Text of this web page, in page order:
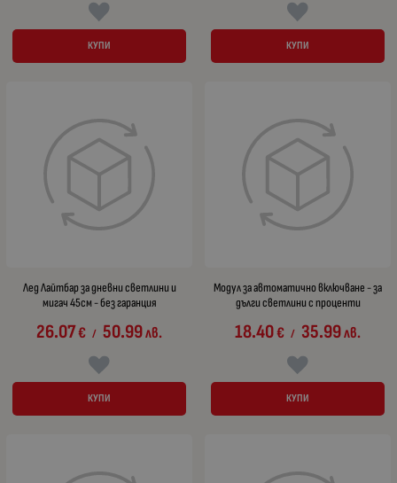
КУПИ КУПИ
Лед Лайтбар за дневни светлини и
мигач 45см - без гаранция
26.07€ / 50.99лв.
КУПИ
Модул за автоматично включване - за
дълги светлини с проценти
18.40€ / 35.99лв.
КУПИ